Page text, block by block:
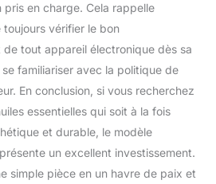
en charge. Cela rappelle
toujours vérifier le bon
tout appareil électronique dès sa
familiariser avec la politique de
En conclusion, si vous recherchez
essentielles qui soit à la fois
et durable, le modèle
un excellent investissement.
simple pièce en un havre de paix et